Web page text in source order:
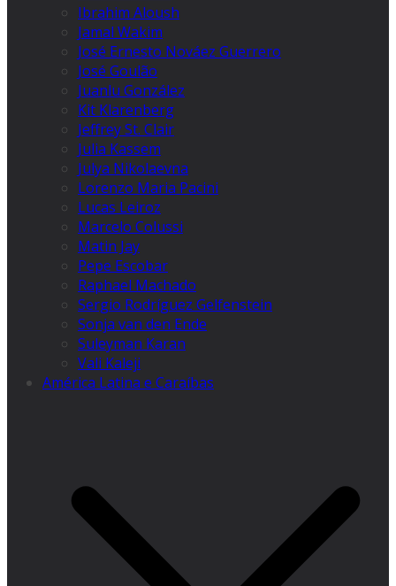
Ibrahim Aloush
Jamal Wakim
José Ernesto Nováez Guerrero
José Goulão
Juanlu González
Kit Klarenberg
Jeffrey St. Clair
Julia Kassem
Julya Nikolaevna
Lorenzo Maria Pacini
Lucas Leiroz
Marcelo Colussi
Matin Jay
Pepe Escobar
Raphael Machado
Sergio Rodríguez Gelfenstein
Sonja van den Ende
Suleyman Karan
Vali Kaleji
América Latina e Caraíbas